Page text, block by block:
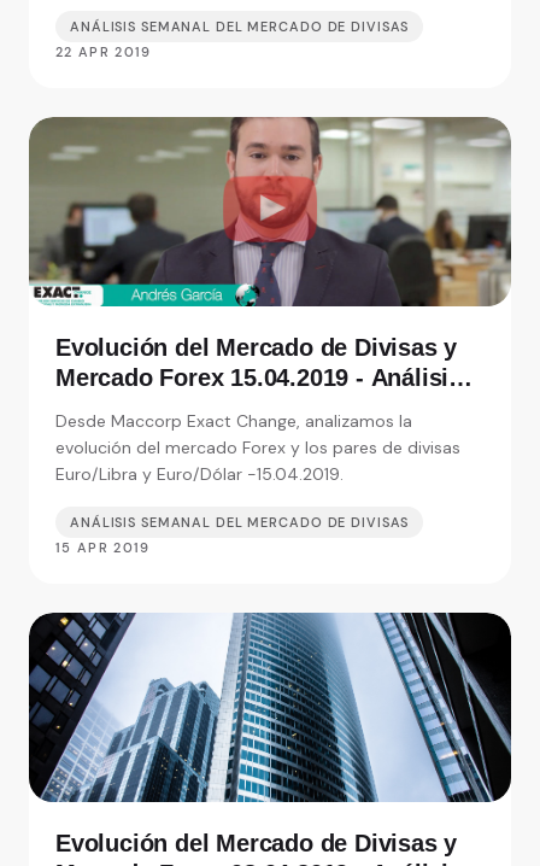
ANÁLISIS SEMANAL DEL MERCADO DE DIVISAS
22 APR 2019
Evolución del Mercado de Divisas y
Mercado Forex 15.04.2019 - Análisis
de moneda
Desde Maccorp Exact Change, analizamos la
evolución del mercado Forex y los pares de divisas
Euro/Libra y Euro/Dólar -15.04.2019.
ANÁLISIS SEMANAL DEL MERCADO DE DIVISAS
15 APR 2019
Evolución del Mercado de Divisas y